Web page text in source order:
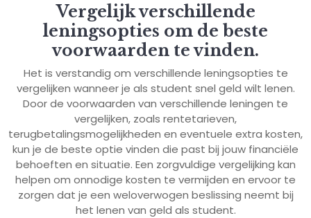
Vergelijk verschillende
leningsopties om de beste
voorwaarden te vinden.
Het is verstandig om verschillende leningsopties te
vergelijken wanneer je als student snel geld wilt lenen.
Door de voorwaarden van verschillende leningen te
vergelijken, zoals rentetarieven,
terugbetalingsmogelijkheden en eventuele extra kosten,
kun je de beste optie vinden die past bij jouw financiële
behoeften en situatie. Een zorgvuldige vergelijking kan
helpen om onnodige kosten te vermijden en ervoor te
zorgen dat je een weloverwogen beslissing neemt bij
het lenen van geld als student.